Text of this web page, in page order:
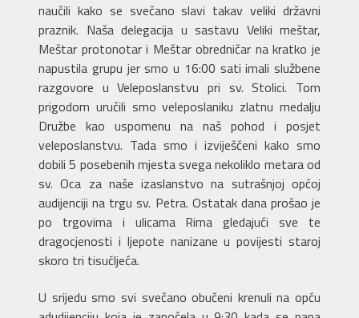
naučili kako se svečano slavi takav veliki državni
praznik. Naša delegacija u sastavu Veliki meštar,
Meštar protonotar i Meštar obredničar na kratko je
napustila grupu jer smo u 16:00 sati imali službene
razgovore u Veleposlanstvu pri sv. Stolici. Tom
prigodom uručili smo veleposlaniku zlatnu medalju
Družbe kao uspomenu na naš pohod i posjet
veleposlanstvu. Tada smo i izviješćeni kako smo
dobili 5 posebenih mjesta svega nekoliklo metara od
sv. Oca za naše izaslanstvo na sutrašnjoj općoj
audijenciji na trgu sv. Petra. Ostatak dana prošao je
po trgovima i ulicama Rima gledajući sve te
dragocjenosti i ljepote nanizane u povijesti staroj
skoro tri tisućljeća.
U srijedu smo svi svečano obučeni krenuli na opću